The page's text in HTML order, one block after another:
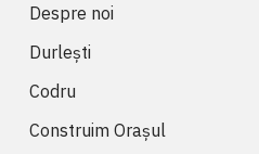
Despre noi
Durlești
Codru
Construim Orașul